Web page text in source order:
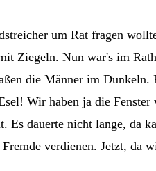
um Rat fragen
Ziegeln. Nun war's im
die Männer im
Wir haben ja die
Es dauerte nicht lange, da
verdienen. Jetzt, da